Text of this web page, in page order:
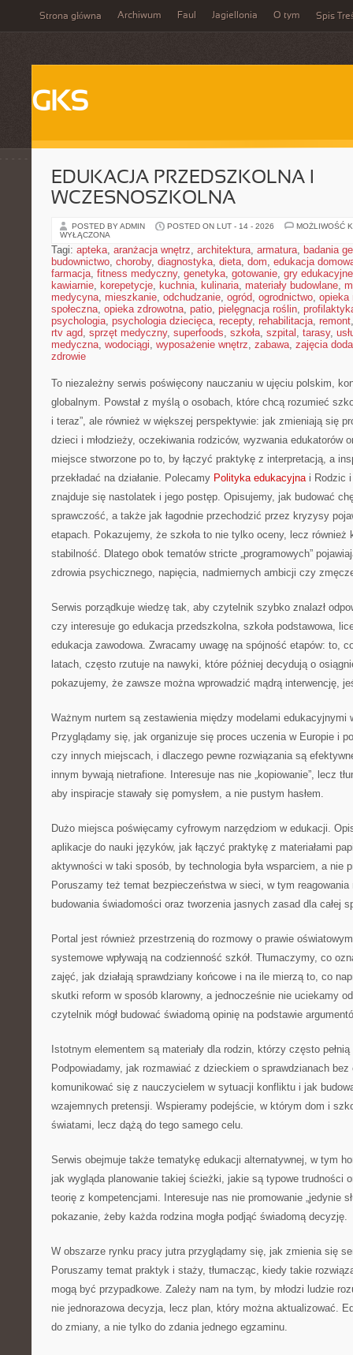
Strona główna Archiwum Faul Jagiellonia O tym Spis
GKS
EDUKACJA PRZEDSZKOLNA I
WCZESNOSZKOLNA
POSTED BY ADMIN POSTED ON LUT - 14 - 2026
MOŻLIWOŚĆ
WYŁĄCZONA
Tagi: apteka, aranżacja wnętrz, architektura, armatura, badania
budownictwo, choroby, diagnostyka, dieta, dom, edukacja
farmacja, fitness medyczny, genetyka, gotowanie, gry edukacyjne
kawiarnie, korepetycje, kuchnia, kulinaria, materiały budowlane,
medycyna, mieszkanie, odchudzanie, ogród, ogrodnictwo, opieka
społeczna, opieka zdrowotna, patio, pielęgnacja roślin,
psychologia, psychologia dziecięca, recepty, rehabilitacja, remont
rtv agd, sprzęt medyczny, superfoods, szkoła, szpital , tarasy,
medyczna, wodociągi, wyposażenie wnętrz, zabawa, zajęcia
zdrowie
To niezależny serwis poświęcony nauczaniu w ujęciu polskim,
globalnym. Powstał z myślą o osobach, które chcą rozumieć
i teraz”, ale również w większej perspektywie: jak zmieniają się
dzieci i młodzieży, oczekiwania rodziców, wyzwania edukatorów
miejsce stworzone po to, by łączyć praktykę z interpretacją, a
przekładać na działanie. Polecamy Polityka edukacyjnai Rodzic i
znajduje się nastolatek i jego postęp. Opisujemy, jak budować
sprawczość, a także jak łagodnie przechodzić przez kryzysy
etapach. Pokazujemy, że szkoła to nie tylko oceny, lecz również
stabilność. Dlatego obok tematów stricte „programowych”
zdrowia psychicznego, napięcia, nadmiernych ambicji czy
Serwis porządkuje wiedzę tak, aby czytelnik szybko znalazł
czy interesuje go edukacja przedszkolna, szkoła podstawowa,
edukacja zawodowa. Zwracamy uwagę na spójność etapów: to,
latach, często rzutuje na nawyki, które później decydują o
pokazujemy, że zawsze można wprowadzić mądrą interwencję,
Ważnym nurtem są zestawienia między modelami edukacyjnymi
Przyglądamy się, jak organizuje się proces uczenia w Europie i
czy innych miejscach, i dlaczego pewne rozwiązania są
innym bywają nietrafione. Interesuje nas nie „kopiowanie”, lecz
aby inspiracje stawały się pomysłem, a nie pustym hasłem.
Dużo miejsca poświęcamy cyfrowym narzędziom w edukacji.
aplikacje do nauki języków, jak łączyć praktykę z materiałami
aktywności w taki sposób, by technologia była wsparciem, a nie
Poruszamy też temat bezpieczeństwa w sieci, w tym reagowania
budowania świadomości oraz tworzenia jasnych zasad dla całej
Portal jest również przestrzenią do rozmowy o prawie
systemowe wpływają na codzienność szkół. Tłumaczymy, co
zajęć, jak działają sprawdziany końcowe i na ile mierzą to, co
skutki reform w sposób klarowny, a jednocześnie nie uciekamy
czytelnik mógł budować świadomą opinię na podstawie
Istotnym elementem są materiały dla rodzin, którzy często
Podpowiadamy, jak rozmawiać z dzieckiem o sprawdzianach bez
komunikować się z nauczycielem w sytuacji konfliktu i jak
wzajemnych pretensji. Wspieramy podejście, w którym dom i
światami, lecz dążą do tego samego celu.
Serwis obejmuje także tematykę edukacji alternatywnej, w tym
jak wygląda planowanie takiej ścieżki, jakie są typowe trudności
teorię z kompetencjami. Interesuje nas nie promowanie „jedynie
pokazanie, żeby każda rodzina mogła podjąć świadomą decyzję.
W obszarze rynku pracy jutra przyglądamy się, jak zmienia się
Poruszamy temat praktyk i staży, tłumacząc, kiedy takie
mogą być przypadkowe. Zależy nam na tym, by młodzi ludzie
nie jednorazowa decyzja, lecz plan, który można aktualizować.
do zmiany, a nie tylko do zdania jednego egzaminu.